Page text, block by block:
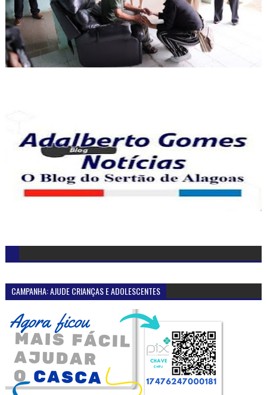
CAMPANHA: AJUDE CRIANÇAS E ADOLESCENTES